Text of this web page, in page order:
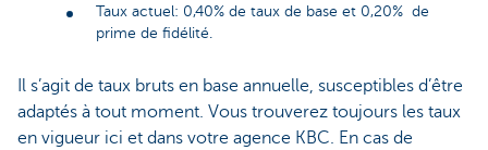
Taux actuel: 0,40% de taux de base et 0,20% de
prime de fidélité.
Il s’agit de taux bruts en base annuelle, susceptibles d’être
adaptés à tout moment. Vous trouverez toujours les taux
en vigueur ici et dans votre agence KBC. En cas de